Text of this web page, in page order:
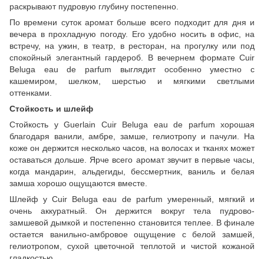
раскрывают пудровую глубину постепенно.
По времени суток аромат больше всего подходит для дня и
вечера в прохладную погоду. Его удобно носить в офис, на
встречу, на ужин, в театр, в ресторан, на прогулку или под
спокойный элегантный гардероб. В вечернем формате Cuir
Beluga eau de parfum выглядит особенно уместно с
кашемиром, шелком, шерстью и мягкими светлыми
оттенками.
Стойкость и шлейф
Стойкость у Guerlain Cuir Beluga eau de parfum хорошая
благодаря ванили, амбре, замше, гелиотропу и пачули. На
коже он держится несколько часов, на волосах и тканях может
оставаться дольше. Ярче всего аромат звучит в первые часы,
когда мандарин, альдегиды, бессмертник, ваниль и белая
замша хорошо ощущаются вместе.
Шлейф у Cuir Beluga eau de parfum умеренный, мягкий и
очень аккуратный. Он держится вокруг тела пудрово-
замшевой дымкой и постепенно становится теплее. В финале
остается ванильно-амбровое ощущение с белой замшей,
гелиотропом, сухой цветочной теплотой и чистой кожаной